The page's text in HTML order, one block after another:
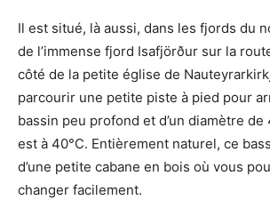
Il est situé, là aussi, dans les fjords du
de l’immense fjord Isafjörður sur la
côté de la petite église de
parcourir une petite piste à pied pour
bassin peu profond et d’un diamètre de
est à 40°C. Entièrement naturel, ce
d’une petite cabane en bois où vous
changer facilement.